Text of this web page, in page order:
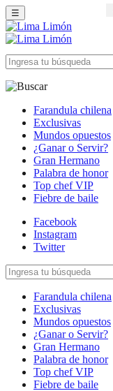
☰
Farandula chilena
Exclusivas
Mundos opuestos
¿Ganar o Servir?
Gran Hermano
Palabra de honor
Top chef VIP
Fiebre de baile
Facebook
Instagram
Twitter
Farandula chilena
Exclusivas
Mundos opuestos
¿Ganar o Servir?
Gran Hermano
Palabra de honor
Top chef VIP
Fiebre de baile